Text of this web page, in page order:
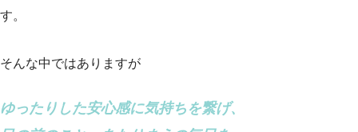
す。
そんな中ではありますが
ゆったりした安心感に気持ちを繋げ、